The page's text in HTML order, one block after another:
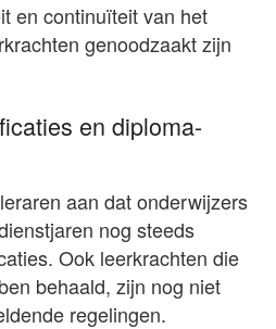
en continuïteit van het
genoodzaakt zijn
en diploma-
aan dat onderwijzers
nog steeds
Ook leerkrachten die
behaald, zijn nog niet
regelingen.